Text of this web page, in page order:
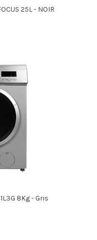
25L - NOIR
8Kg - Gris